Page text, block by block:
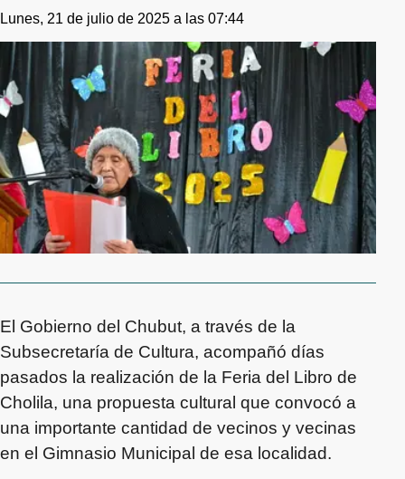
Lunes, 21 de julio de 2025 a las 07:44
El Gobierno del Chubut, a través de la
Subsecretaría de Cultura, acompañó días
pasados la realización de la Feria del Libro de
Cholila, una propuesta cultural que convocó a
una importante cantidad de vecinos y vecinas
en el Gimnasio Municipal de esa localidad.